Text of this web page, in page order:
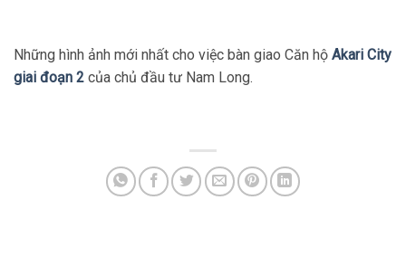
Những hình ảnh mới nhất cho việc bàn giao Căn hộ Akari City
giai đoạn 2 của chủ đầu tư Nam Long.